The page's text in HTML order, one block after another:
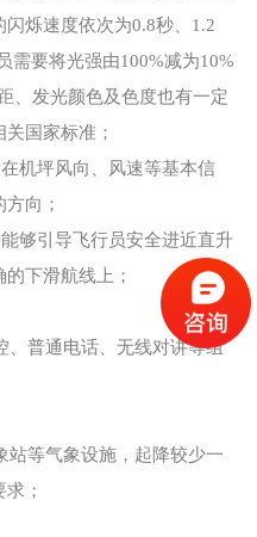
烁速度依次为0.8秒、1.2
需要将光强由100%减为10%
、发光颜色及色度也有一定
国家标准；
坪风向、风速等基本信
向；
引导飞行员安全进近直升
下滑航线上；
普通电话、无线对讲等组
等气象设施，起降较少一
；